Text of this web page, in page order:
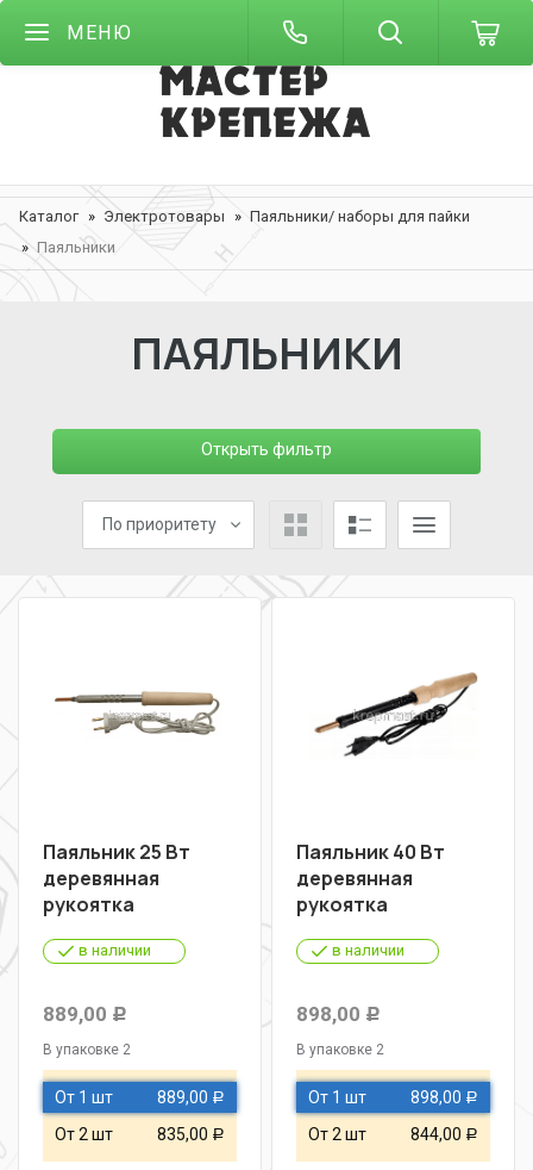
МЕНЮ
Каталог Электротовары
Паяльники/ наборы для пайки
Паяльники
ПАЯЛЬНИКИ
Открыть фильтр
По приоритету
Паяльник 25 Вт
деревянная
рукоятка
в наличии
889,00 Р
В упаковке 2
От 1 шт 889,00 Р
От 2 шт 835,00 Р
Паяльник 40 Вт
деревянная
рукоятка
в наличии
898,00 Р
В упаковке 2
От 1 шт 898,00 Р
От 2 шт 844,00 Р